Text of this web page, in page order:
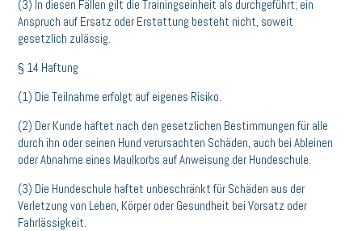
(3) In diesen Fällen gilt die Trainingseinheit als durchgeführt; ein
Anspruch auf Ersatz oder Erstattung besteht nicht, soweit
gesetzlich zulässig.
§ 14 Haftung
(1) Die Teilnahme erfolgt auf eigenes Risiko.
(2) Der Kunde haftet nach den gesetzlichen Bestimmungen für alle
durch ihn oder seinen Hund verursachten Schäden, auch bei Ableinen
oder Abnahme eines Maulkorbs auf Anweisung der Hundeschule.
(3) Die Hundeschule haftet unbeschränkt für Schäden aus der
Verletzung von Leben, Körper oder Gesundheit bei Vorsatz oder
Fahrlässigkeit.